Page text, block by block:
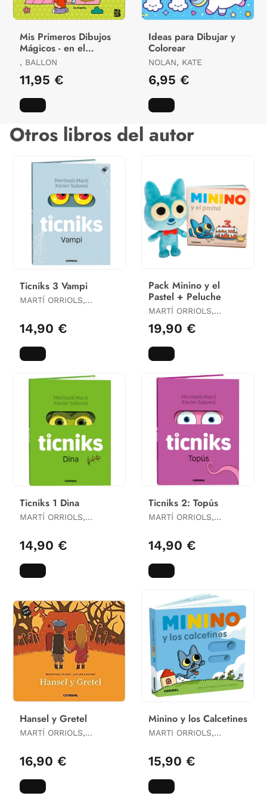
Mis Primeros Dibujos
Mágicos - en el
Parque
, BALLON
11,95 €
Ideas para Dibujar y
Colorear
NOLAN, KATE
6,95 €
Otros libros del autor
Ticniks 3 Vampi
MARTÍ ORRIOLS,
14,90 €
Pack Minino y el
Pastel + Peluche
MARTÍ ORRIOLS,
MERITXELL
19,90 €
Ticniks 1 Dina
MARTÍ ORRIOLS,
14,90 €
Ticniks 2: Topús
MARTÍ ORRIOLS,
14,90 €
Hansel y Gretel
MARTÍ ORRIOLS,
16,90 €
Minino y los Calcetines
MARTI ORRIOLS,
15,90 €